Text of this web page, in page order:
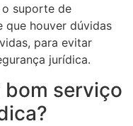
suporte de
que houver dúvidas
para evitar
jurídica.
bom serviço